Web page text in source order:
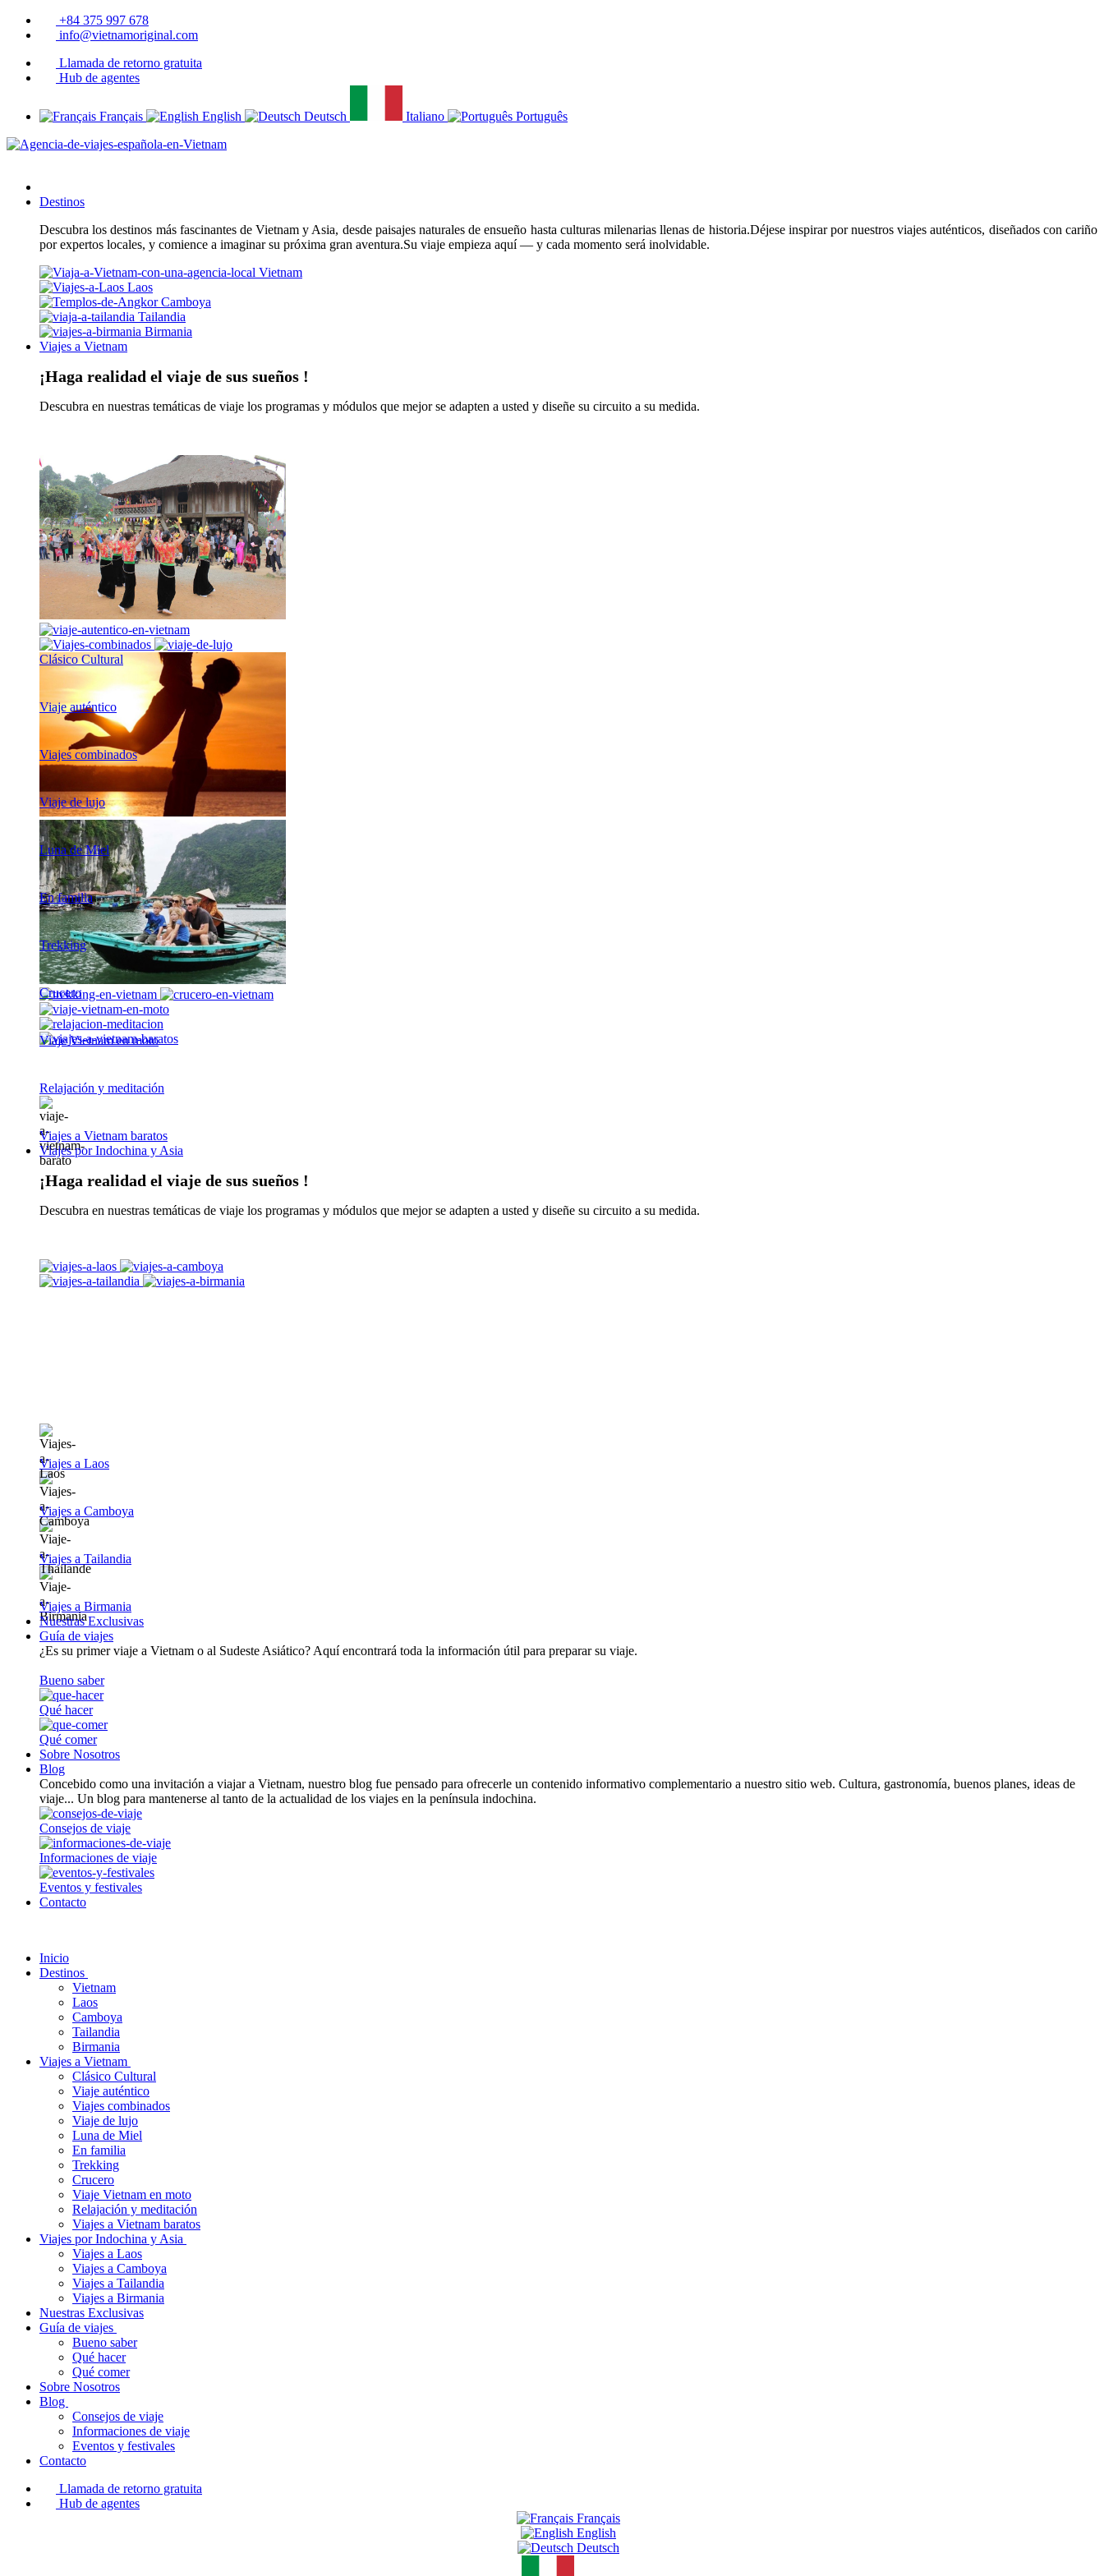
+84 375 997 678
info@vietnamoriginal.com
Llamada de retorno gratuita
Hub de agentes
Français English Deutsch Italiano Português
Destinos
Descubra los destinos más fascinantes de Vietnam y Asia, desde paisajes naturales de ensueño hasta culturas milenarias llenas de historia.Déjese inspirar por nuestros viajes auténticos, diseñados con cariño
por expertos locales, y comience a imaginar su próxima gran aventura.Su viaje empieza aquí — y cada momento será inolvidable.
Vietnam
Laos
Camboya
Tailandia
Birmania
Viajes a Vietnam
¡Haga realidad el viaje de sus sueños !
Descubra en nuestras temáticas de viaje los programas y módulos que mejor se adapten a usted y diseñe su circuito a su medida.
Clásico Cultural
Viaje auténtico
Viajes combinados
Viaje de lujo
Luna de Miel
En familia
Trekking
Crucero
Viaje Vietnam en moto
Relajación y meditación
Viajes a Vietnam baratos
Viajes por Indochina y Asia
¡Haga realidad el viaje de sus sueños !
Descubra en nuestras temáticas de viaje los programas y módulos que mejor se adapten a usted y diseñe su circuito a su medida.
Viajes a Laos
Viajes a Camboya
Viajes a Tailandia
Viajes a Birmania
Nuestras Exclusivas
Guía de viajes
¿Es su primer viaje a Vietnam o al Sudeste Asiático? Aquí encontrará toda la información útil para preparar su viaje.
Bueno saber
Qué hacer
Qué comer
Sobre Nosotros
Blog
Concebido como una invitación a viajar a Vietnam, nuestro blog fue pensado para ofrecerle un contenido informativo complementario a nuestro sitio web. Cultura, gastronomía, buenos planes, ideas de
viaje... Un blog para mantenerse al tanto de la actualidad de los viajes en la península indochina.
Consejos de viaje
Informaciones de viaje
Eventos y festivales
Contacto
Inicio
Destinos
Vietnam
Laos
Camboya
Tailandia
Birmania
Viajes a Vietnam
Clásico Cultural
Viaje auténtico
Viajes combinados
Viaje de lujo
Luna de Miel
En familia
Trekking
Crucero
Viaje Vietnam en moto
Relajación y meditación
Viajes a Vietnam baratos
Viajes por Indochina y Asia
Viajes a Laos
Viajes a Camboya
Viajes a Tailandia
Viajes a Birmania
Nuestras Exclusivas
Guía de viajes
Bueno saber
Qué hacer
Qué comer
Sobre Nosotros
Blog
Consejos de viaje
Informaciones de viaje
Eventos y festivales
Contacto
Llamada de retorno gratuita
Hub de agentes
Français
English
Deutsch